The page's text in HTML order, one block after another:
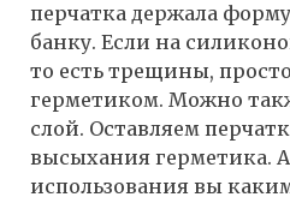
перчатка держала
банку. Если на
то есть трещины,
герметиком. Можно
слой. Оставляем
высыхания герметика. А
использования вы